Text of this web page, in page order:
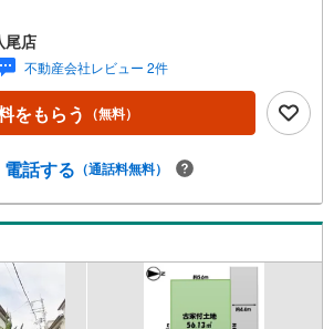
様連れも大歓迎です！・物件最寄りの駅まで
て頂きます・「見るだけ・聞くだけ」OK！・
でにお立ち寄りください----*----*----*--・物件多
おります・ハウスフリーダムは【東証スタン
企業】です・設計から請負工事まで承っており
にご見学頂ける当社施工のモデルハウス多数あ
・不動産購入や住宅ローンについてお気軽にお
八尾市の【売地】ならハウスフリーダム八尾
尾店
不動産会社レビュー 2件
をもらう （無料）
電話する （通話料無料）